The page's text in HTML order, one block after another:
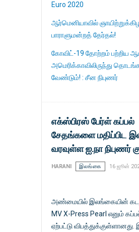
Euro 2020
ஆர்மெனியாவில்
பாராளுமன்றத் தேர்தல்!
கோவிட்-19 தோற்றம் பற்றிய
அமெரிக்காவிலிருந்து
வேண்டும்! : சீன நிபுணர்
எக்ஸ்பிரஸ் பேர்ள் கப்பல்
சேதங்களை மதிப்பிட
வரவுள்ள ஐ.நா நிபுணர்
HARANI இலங்கை 16 ஜூன்
அண்மையில் இலங்கையின்
MV X-Press Pearl எனும்
ஏற்பட்டு